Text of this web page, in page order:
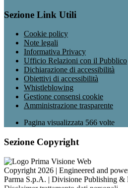
Sezione Link Utili
Cookie policy
Note legali
Informativa Privacy
Ufficio Relazioni con il Pubblico
Dichiarazione di accessibilità
Obiettivi di accessibilità
Whistleblowing
Gestione consensi cookie
Amministrazione trasparente
Pagina visualizzata 566 volte
Sezione Copyright
Copyright 2026 | Engineered and
Parma S.p.A. | Divisione Publishing &